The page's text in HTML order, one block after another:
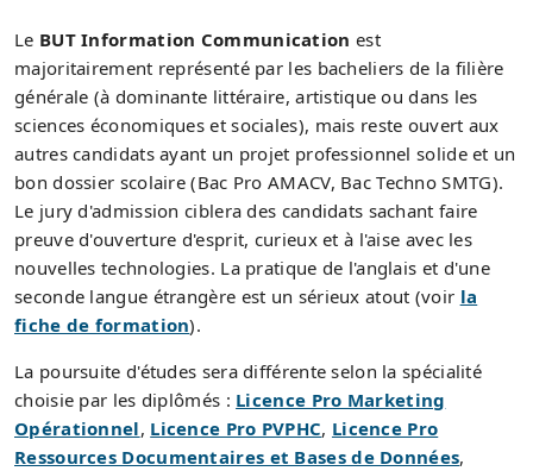
Le BUT Information Communication est
majoritairement représenté par les bacheliers de la filière
générale (à dominante littéraire, artistique ou dans les
sciences économiques et sociales), mais reste ouvert aux
autres candidats ayant un projet professionnel solide et un
bon dossier scolaire (Bac Pro AMACV, Bac Techno SMTG).
Le jury d'admission ciblera des candidats sachant faire
preuve d'ouverture d'esprit, curieux et à l'aise avec les
nouvelles technologies. La pratique de l'anglais et d'une
seconde langue étrangère est un sérieux atout (voir la
fiche de formation).
La poursuite d'études sera différente selon la spécialité
choisie par les diplômés : Licence Pro Marketing
Opérationnel, Licence Pro PVPHC, Licence Pro
Ressources Documentaires et Bases de Données,